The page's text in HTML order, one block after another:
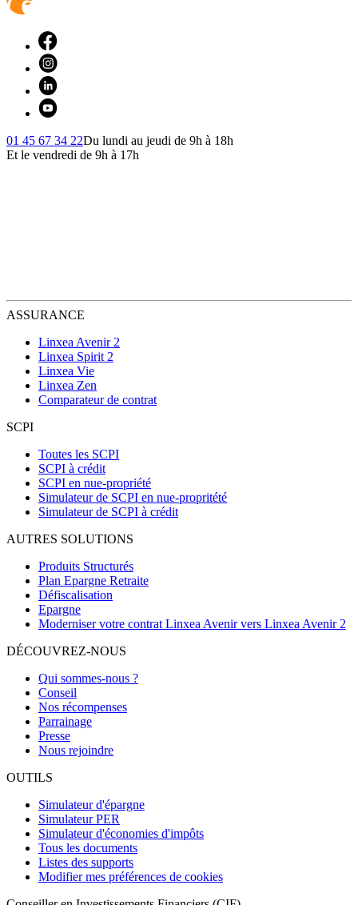
01 45 67 34 22Du lundi au jeudi de 9h à 18h
Et le vendredi de 9h à 17h
ASSURANCE
Linxea Avenir 2
Linxea Spirit 2
Linxea Vie
Linxea Zen
Comparateur de contrat
SCPI
Toutes les SCPI
SCPI à crédit
SCPI en nue-propriété
Simulateur de SCPI en nue-propritété
Simulateur de SCPI à crédit
AUTRES SOLUTIONS
Produits Structurés
Plan Epargne Retraite
Défiscalisation
Epargne
Moderniser votre contrat Linxea Avenir vers Linxea Avenir 2
DÉCOUVREZ-NOUS
Qui sommes-nous ?
Conseil
Nos récompenses
Parrainage
Presse
Nous rejoindre
OUTILS
Simulateur d'épargne
Simulateur PER
Simulateur d'économies d'impôts
Tous les documents
Listes des supports
Modifier mes préférences de cookies